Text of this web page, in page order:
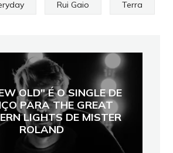
Rui Gaio Terra
OLD" É O SINGLE DE
PARA THE GREAT
LIGHTS DE MISTER
ROLAND